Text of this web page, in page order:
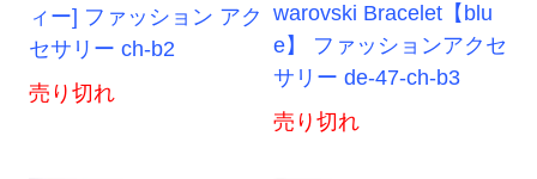
ィー] ファッション アク
セサリー ch-b2
売り切れ
warovski Bracelet【blu
e】 ファッションアクセ
サリー de-47-ch-b3
売り切れ